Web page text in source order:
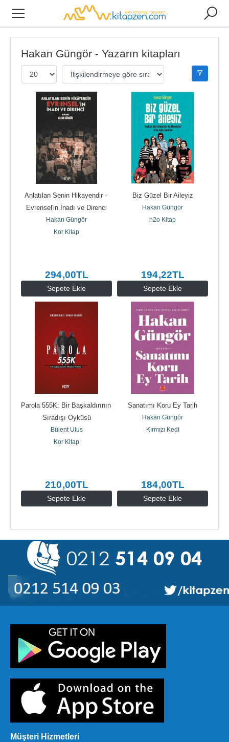
Hakan Güngör - Yazarın kitapları
Sepete Ekle
Anlatılan Senin Hikayendir -
Evrensel'in İnadı ve Direnci
Hakan Güngör
Kor Kitap
294,00TL
Sepete Ekle
Biz Güzel Bir Aileyiz
Hakan Güngör
h2o Kitap
194,22TL
Sepete Ekle
Parola 555K: Bir Başkaldırının
Sıradışı Öyküsü
Bülent Ulus
Kor Kitap
210,00TL
Sepete Ekle
Sanatımı Koru Ey Tarih
Hakan Güngör
Kırmızı Kedi
184,00TL
Müşteri Hizmetleri